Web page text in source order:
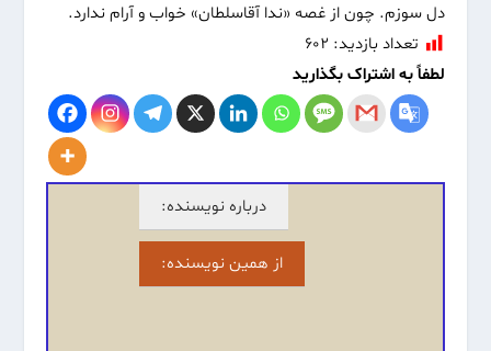
دل سوزم. چون از غصه «ندا آقاسلطان» خواب و آرام ندارد.
تعداد بازدید: ۶۰۲
لطفاً به اشتراک بگذارید
درباره نویسنده:
از همین نویسنده: